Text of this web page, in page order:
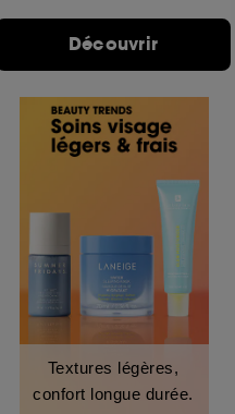
Découvrir
Textures légères,
confort longue durée.